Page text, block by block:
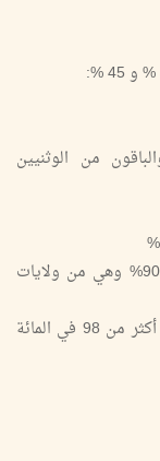
والباقون من الوثنيين
باوشي أغلبية مسلمة ونسبة المسلمين أكثر من 90% وهي من ولايات
بورنو ولاية إسلامية تطبق الشريعة الإسلامية و أكثر من 98 في المائة